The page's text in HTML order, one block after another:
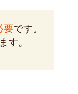
要です。
す。